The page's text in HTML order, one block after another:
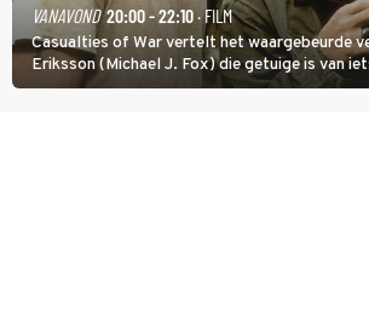
VANAVOND 20:00 - 22:10· FILM
Casualties of War vertelt het waargebeurde
Eriksson (Michael J. Fox) die getuige is van
tijdens de Vietnamoorlog. Hij besluit uit de